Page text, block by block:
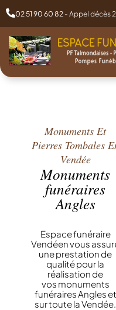
02 51 90 60 82 - Appel décès
Monuments Et
Pierres Tombales
Vendée
Monuments
funéraires
Angles
Espace funéraire
Vendéen vous
une prestation de
qualité pour la
réalisation de
vos monuments
funéraires Angles et
sur toute la Vendée.